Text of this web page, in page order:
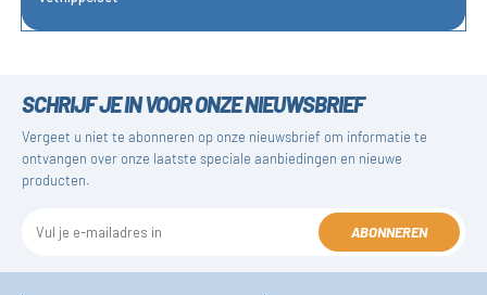
SCHRIJF JE IN VOOR ONZE NIEUWSBRIEF
Vergeet u niet te abonneren op onze nieuwsbrief om informatie te
ontvangen over onze laatste speciale aanbiedingen en nieuwe
producten.
ABONNEREN